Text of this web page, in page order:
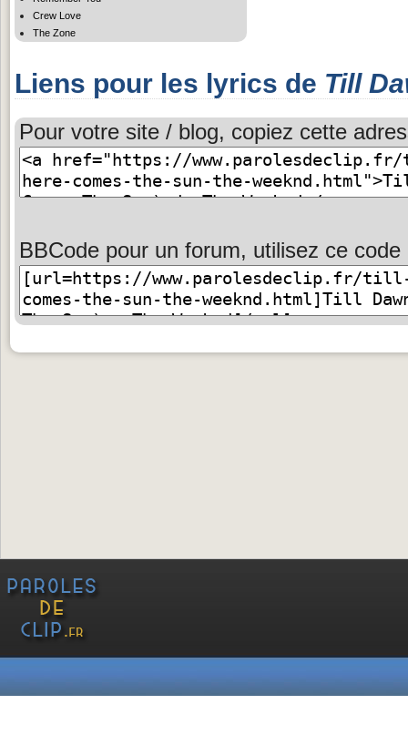
Crew Love
The Zone
Liens pour les lyrics de Till
Pour votre site / blog, copiez cette
BBCode pour un forum, utilisez ce code